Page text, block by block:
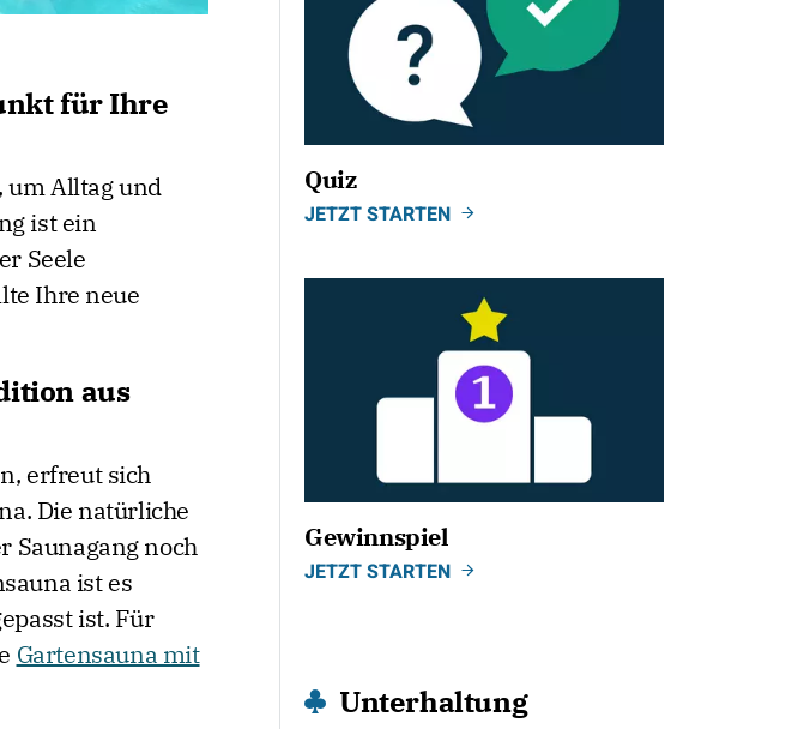
für Ihre
um Alltag und
ist ein
Seele
Ihre neue
aus
erfreut sich
Die natürliche
Saunagang noch
ist es
ist. Für
Gartensauna mit
Quiz
JETZT STARTEN
Gewinnspiel
JETZT STARTEN
Unterhaltung